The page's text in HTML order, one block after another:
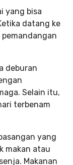
yang bisa
datang ke
deburan
Selain itu,
terbenam
yang
makan atau
Makanan